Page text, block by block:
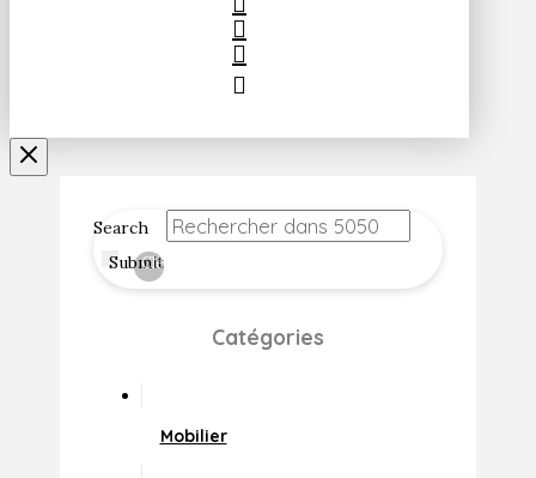
Search
Submit
Clear
Catégories
Mobilier